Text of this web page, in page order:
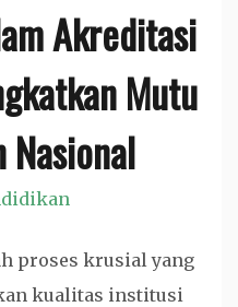
Akreditasi
Mutu
Nasional
proses krusial yang
kualitas institusi